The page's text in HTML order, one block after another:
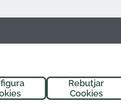
Rebutjar
Cookies